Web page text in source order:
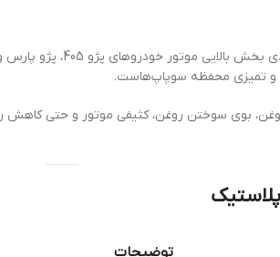
و تمیزی محفظه سوپاپ‌هاست.
بوی سوختن روغن، کثیفی موتور و حتی کاهش
توضیحات